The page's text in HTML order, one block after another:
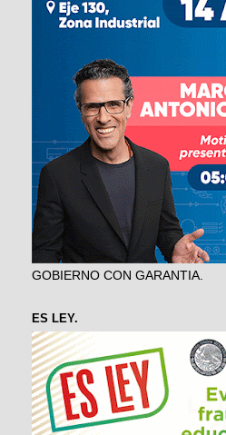
GOBIERNO CON GARANTIA.
ES LEY.